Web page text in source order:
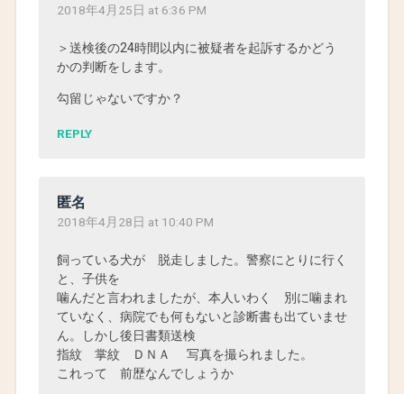
2018年4月25日 at 6:36 PM
＞送検後の24時間以内に被疑者を起訴するかどう
かの判断をします。
勾留じゃないですか？
REPLY
匿名
2018年4月28日 at 10:40 PM
飼っている犬が 脱走しました。警察にとりに行く
と、子供を
噛んだと言われましたが、本人いわく 別に噛まれ
ていなく、病院でも何もないと診断書も出ていませ
ん。しかし後日書類送検
指紋 掌紋 ＤＮＡ 写真を撮られました。
これって 前歴なんでしょうか